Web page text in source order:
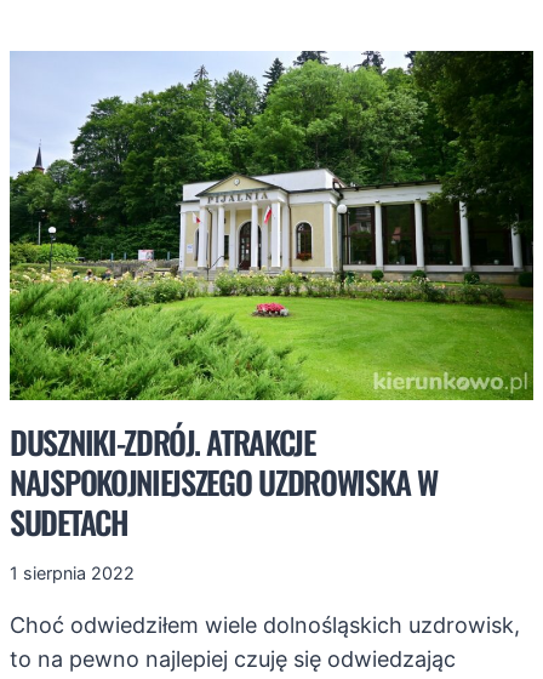
WOKÓŁ
WIELKIEJ
PIENIAWY!
DUSZNIKI-ZDRÓJ. ATRAKCJE
NAJSPOKOJNIEJSZEGO UZDROWISKA W
SUDETACH
1 sierpnia 2022
Choć odwiedziłem wiele dolnośląskich uzdrowisk,
to na pewno najlepiej czuję się odwiedzając